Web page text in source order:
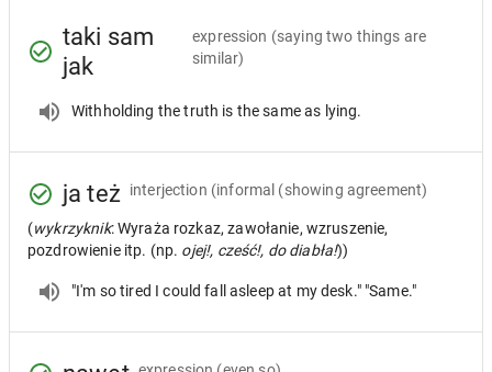
taki sam
jak
expression (saying two things are
similar)
Withholding the truth is the same as lying.
ja też interjection (informal (showing agreement)
(wykrzyknik: Wyraża rozkaz, zawołanie, wzruszenie,
pozdrowienie itp. (np. ojej!, cześć!, do diabła!))
"I'm so tired I could fall asleep at my desk." "Same."